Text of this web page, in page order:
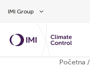
IMI Group
Početna/